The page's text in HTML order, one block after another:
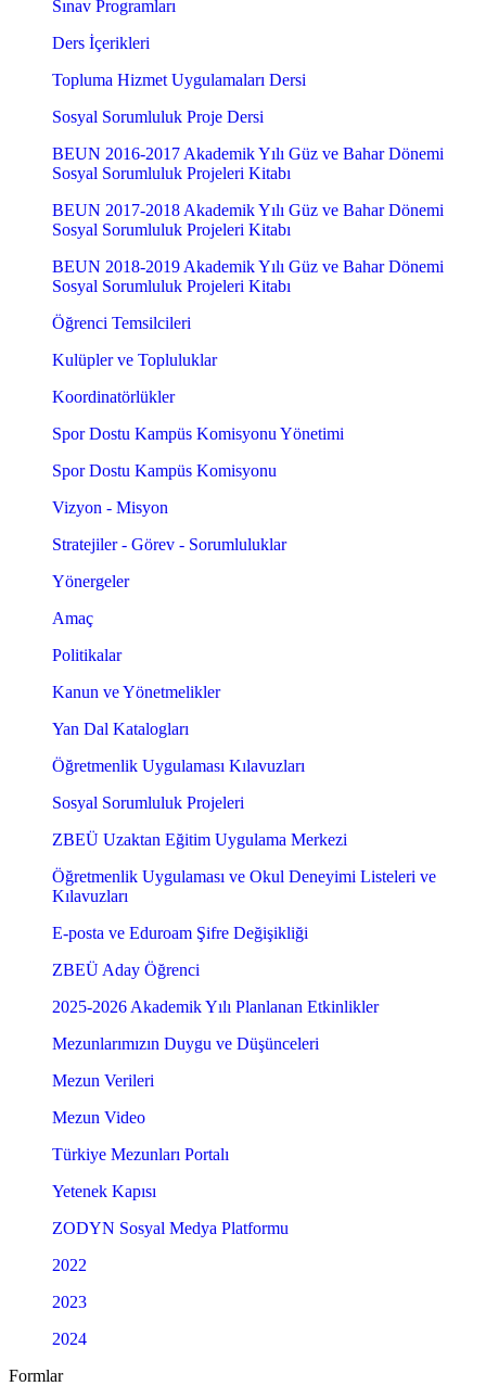
Sınav Programları
Ders İçerikleri
Topluma Hizmet Uygulamaları Dersi
Sosyal Sorumluluk Proje Dersi
BEUN 2016-2017 Akademik Yılı Güz ve Bahar Dönemi
Sosyal Sorumluluk Projeleri Kitabı
BEUN 2017-2018 Akademik Yılı Güz ve Bahar Dönemi
Sosyal Sorumluluk Projeleri Kitabı
BEUN 2018-2019 Akademik Yılı Güz ve Bahar Dönemi
Sosyal Sorumluluk Projeleri Kitabı
Öğrenci Temsilcileri
Kulüpler ve Topluluklar
Koordinatörlükler
Spor Dostu Kampüs Komisyonu Yönetimi
Spor Dostu Kampüs Komisyonu
Vizyon - Misyon
Stratejiler - Görev - Sorumluluklar
Yönergeler
Amaç
Politikalar
Kanun ve Yönetmelikler
Yan Dal Katalogları
Öğretmenlik Uygulaması Kılavuzları
Sosyal Sorumluluk Projeleri
ZBEÜ Uzaktan Eğitim Uygulama Merkezi
Öğretmenlik Uygulaması ve Okul Deneyimi Listeleri ve
Kılavuzları
E-posta ve Eduroam Şifre Değişikliği
ZBEÜ Aday Öğrenci
2025-2026 Akademik Yılı Planlanan Etkinlikler
Mezunlarımızın Duygu ve Düşünceleri
Mezun Verileri
Mezun Video
Türkiye Mezunları Portalı
Yetenek Kapısı
ZODYN Sosyal Medya Platformu
2022
2023
2024
Formlar